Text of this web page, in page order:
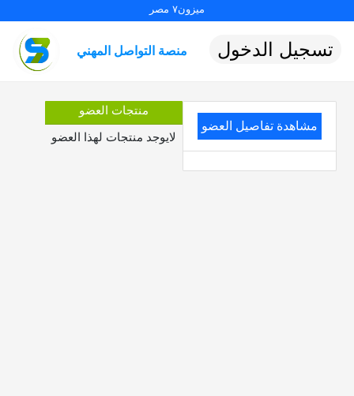
ميزون٧ مصر
منصة التواصل المهني تسجيل الدخول
مشاهدة تفاصيل العضو
منتجات العضو
لايوجد منتجات لهذا العضو